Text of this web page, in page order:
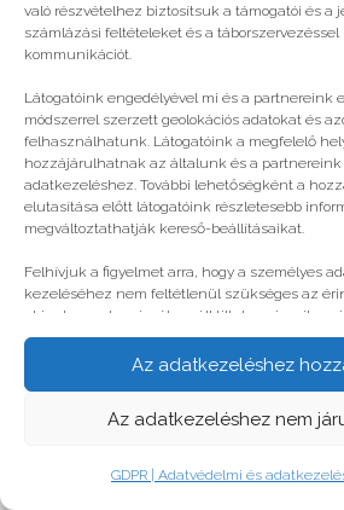
való részvételhez biztosítsuk a támogatói és a
számlázási feltételeket és a táborszervezéssel
kommunikációt.
Látogatóink engedélyével mi és a partnereink
módszerrel szerzett geolokációs adatokat és
felhasználhatunk. Látogatóink a megfelelő
hozzájárulhatnak az általunk és a
adatkezeléshez. További lehetőségként a
elutasítása előtt látogatóink részletesebb
megváltoztathatják kereső-beállításaikat.
Felhívjuk a figyelmet arra, hogy a személyes
kezeléséhez nem feltétlenül szükséges az
akinek azonban jogában áll tiltakozni az ilyen
A beállítások csak erre a weboldalra
visszatérve vagy az ADATKEZELÉSI
Az adatkezeléshez
Az adatkezeléshez nem
GDPR | Adatvédelmi és
GDPR | Adatvédelmi és adatkezelési